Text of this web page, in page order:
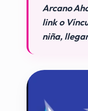
Arcano
link o
niña,